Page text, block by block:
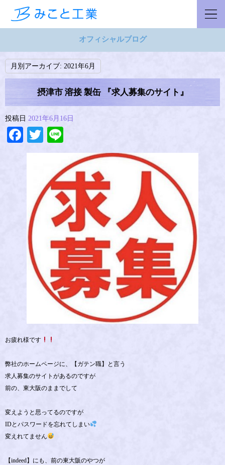
オフィシャルブログ
月別アーカイブ: 2021年6月
摂津市 溶接 製缶 『求人募集のサイト』
投稿日 2021年6月16日
Facebook
Twitter
お疲れ様です
弊社のホームページに、【ガテン職】と言う
求人募集のサイトがあるのですが
前の、東大阪のままでして
変えようと思ってるのですが
IDとパスワードを忘れてしまい
変えれてません
【indeed】にも、前の東大阪のやつが